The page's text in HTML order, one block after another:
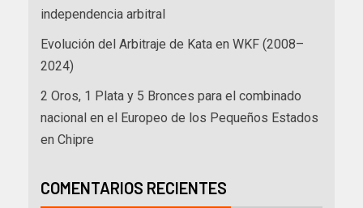
independencia arbitral
Evolución del Arbitraje de Kata en WKF (2008–
2024)
2 Oros, 1 Plata y 5 Bronces para el combinado
nacional en el Europeo de los Pequeños Estados
en Chipre
COMENTARIOS RECIENTES